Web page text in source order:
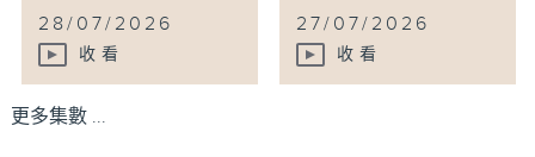
28/07/2026
收看
27/07/2026
收看
更多集數 ...